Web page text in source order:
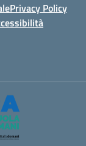
Privacy Policy